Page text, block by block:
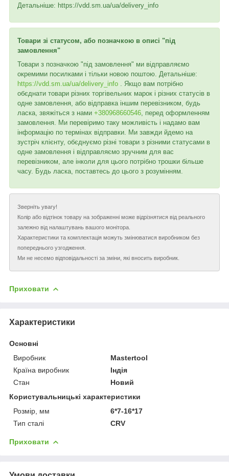
Детальніше: https://vdd.sm.ua/ua/delivery_info
Товари зі статусом, або позначкою в описі "під
замовлення"
Товари з позначкою "під замовлення" ми відправляємо
окремими посилками і тільки новою поштою. Детальніше:
https://vdd.sm.ua/ua/delivery_info . Якщо вам потрібно
обєднати товари різних торгівельних марок і різних статусів в
одне замовлення, або відправка іншим перевізником, будь
ласка, звяжіться з нами +380968660546 , перед оформленням
замовлення. Ми перевіримо таку можливість і надамо вам
інформацію по термінах відправки. Ми завжди йдемо на
зустріч клієнту, обєднуємо різні товари з різними статусами в
одне замовлення і відправляємо зручним для вас
перевізником, але інколи для цього потрібно трошки більше
часу. Будь ласка, поставтесь до цього з розумінням.
Зверніть увагу!
Колір або відтінок товару на зображенні може відрізнятися від реального
залежно від налаштувань вашого монітора.
Характеристики та комплектація можуть змінюватися виробником без
попереднього узгодження.
Ми не несемо відповідальності за зміни, які вносить виробник.
Приховати
Характеристики
Основні
Виробник
Mastertool
Країна виробник
Індія
Стан
Новий
Користувальницькі характеристики
Розмір, мм
6*7-16*17
Тип сталі
CRV
Приховати